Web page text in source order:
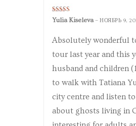
Оценка5
Yulia Kiseleva– НОЯБРЬ 9,
Absolutely wonderful
tour last year and this
husband and children
to walk with Tatiana
city centre and listen
about ghosts living in